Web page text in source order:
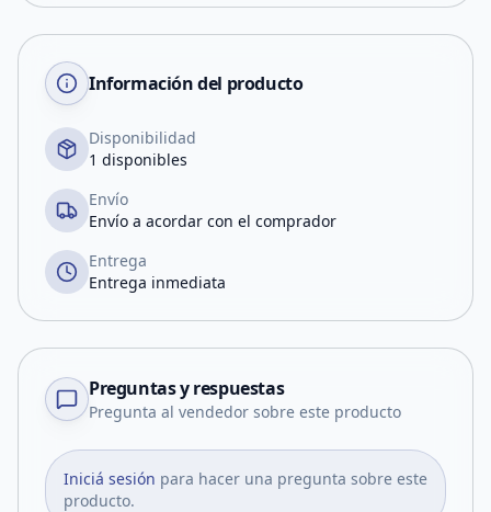
Información del producto
Disponibilidad
1 disponibles
Envío
Envío a acordar con el comprador
Entrega
Entrega inmediata
Preguntas y respuestas
Pregunta al vendedor sobre este producto
Iniciá sesión para hacer una pregunta sobre este
producto.